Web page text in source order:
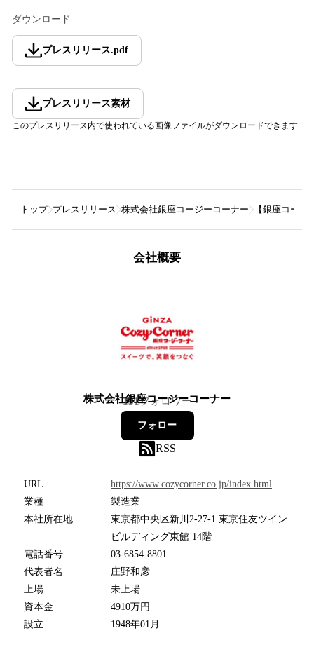
ダウンロード
プレスリリース.pdf
プレスリリース素材
このプレスリリース内で使われている画像ファイルがダウンロードできます
トップ プレスリリース 株式会社銀座コージーコーナー 【銀座コー
会社概要
株式会社銀座コージーコーナー
131フォロワー
フォロー
RSS
URL
https://www.cozycorner.co.jp/index.html
業種
製造業
本社所在地
東京都中央区新川2-27-1 東京住友ツイン
ビルディング東館 14階
電話番号
03-6854-8801
代表者名
庄野和彦
上場
未上場
資本金
4910万円
設立
1948年01月